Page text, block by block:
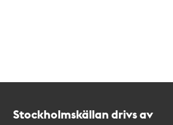
Stockholmskällan drivs av